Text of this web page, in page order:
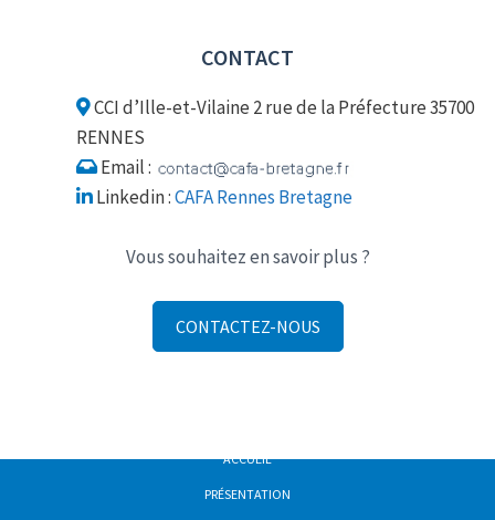
CONTACT
CCI d’Ille-et-Vilaine 2 rue de la Préfecture 35700
RENNES
Email :
Linkedin :CAFA Rennes Bretagne
Vous souhaitez en savoir plus ?
CONTACTEZ-NOUS
ACCUEIL
PRÉSENTATION